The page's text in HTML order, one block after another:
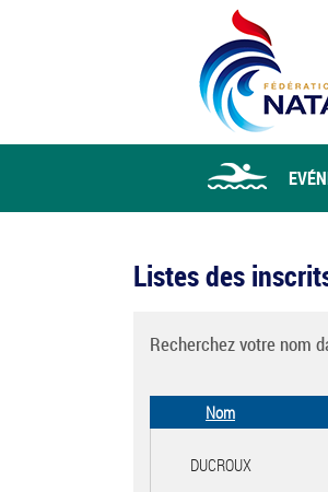
Listes des
Recherchez votre nom
Nom
DUCROUX